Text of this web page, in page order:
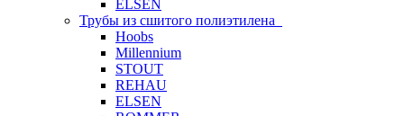
ELSEN
Трубы из сшитого полиэтилена
Hoobs
Millennium
STOUT
REHAU
ELSEN